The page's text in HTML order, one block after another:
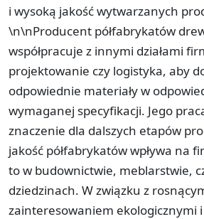
i wysoką jakość wytwarzanych
\n\nProducent półfabrykatów
współpracuje z innymi działami
projektowanie czy logistyka, aby
odpowiednie materiały w
wymaganej specyfikacji. Jego
znaczenie dla dalszych etapów
jakość półfabrykatów wpływa na
to w budownictwie, meblarstwie,
dziedzinach. W związku z
zainteresowaniem ekologicznymi